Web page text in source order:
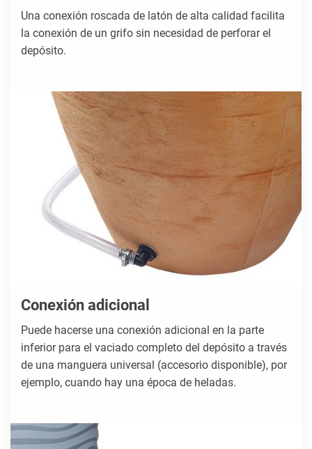
Una conexión roscada de latón de alta calidad facilita
la conexión de un grifo sin necesidad de perforar el
depósito.
Conexión adicional
Puede hacerse una conexión adicional en la parte
inferior para el vaciado completo del depósito a través
de una manguera universal (accesorio disponible), por
ejemplo, cuando hay una época de heladas.